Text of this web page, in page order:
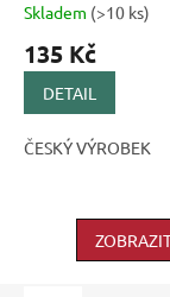
Skladem (>10 ks)
135 Kč
DETAIL
ČESKÝ VÝROBEK